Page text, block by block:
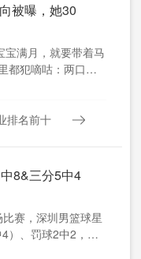
被曝，她30
满月，就要带着马
都犯嘀咕：两口子
排名前十
8&三分5中4
赛，深圳男篮球星
）、罚球2中2，砍